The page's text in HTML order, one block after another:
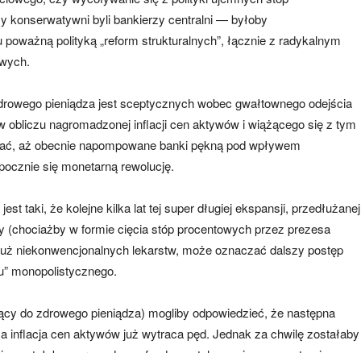
konserwatywni byli bankierzy centralni — byłoby
polityką „reform strukturalnych”, łącznie z radykalnym
pieniądza jest sceptycznych wobec gwałtownego odejścia
obliczu nagromadzonej inflacji cen aktywów i wiążącego się z tym
aż obecnie napompowane banki pękną pod wpływem
się monetarną rewolucję.
taki, że kolejne kilka lat tej super długiej ekspansji, przedłużanej
(chociażby w formie cięcia stóp procentowych przez prezesa
niekonwencjonalnych lekarstw, może oznaczać dalszy postęp
monopolistycznego.
do zdrowego pieniądza) mogliby odpowiedzieć, że następna
inflacja cen aktywów już wytraca pęd. Jednak za chwilę zostałaby